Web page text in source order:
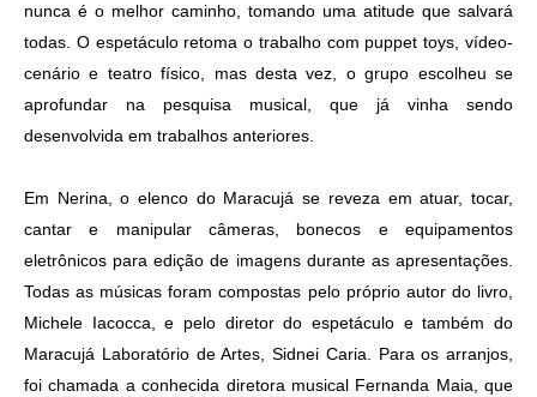
nunca é o melhor caminho, tomando uma atitude que salvará
todas. O espetáculo retoma o trabalho com puppet toys, vídeo-
cenário e teatro físico, mas desta vez, o grupo escolheu se
aprofundar na pesquisa musical, que já vinha sendo
desenvolvida em trabalhos anteriores.
Em Nerina, o elenco do Maracujá se reveza em atuar, tocar,
cantar e manipular câmeras, bonecos e equipamentos
eletrônicos para edição de imagens durante as apresentações.
Todas as músicas foram compostas pelo próprio autor do livro,
Michele Iacocca, e pelo diretor do espetáculo e também do
Maracujá Laboratório de Artes, Sidnei Caria. Para os arranjos,
foi chamada a conhecida diretora musical Fernanda Maia, que